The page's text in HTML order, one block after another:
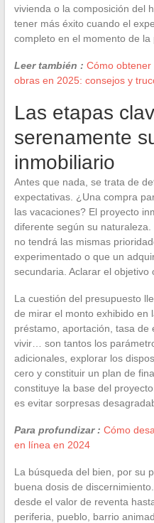
vivienda o la composición del
tener más éxito cuando el
completo en el momento de la
Leer también : Cómo
obras en 2025: consejos y
Las etapas
serenamente
inmobiliario
Antes que nada, se trata de
expectativas. ¿Una compra
las vacaciones? El proyecto
diferente según su
no tendrá las mismas
experimentado o que un
secundaria. Aclarar el objetivo
La cuestión del presupuesto
de mirar el monto exhibido en
préstamo, aportación, tasa de
vivir… son tantos los
adicionales, explorar los
cero y constituir un plan de
constituye la base del
es evitar sorpresas
Para profundizar : Cómo
en línea en 2024
La búsqueda del bien, por su
buena dosis de
desde el valor de reventa
periferia, pueblo, barrio